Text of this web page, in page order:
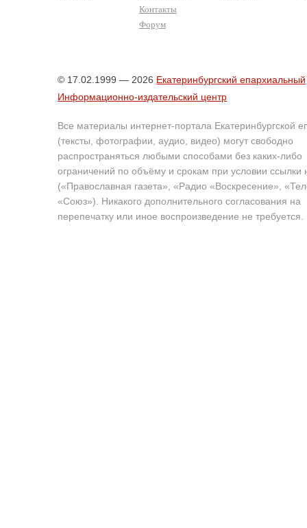
Контакты
Форум
© 17.02.1999 — 2026 Екатеринбургский епархиальный
Информационно-издательский центр
Все материалы интернет-портала Екатеринбургской
(тексты, фотографии, аудио, видео) могут свободно
распространяться любыми способами без каких-либо
ограничений по объёму и срокам при условии ссылки
(«Православная газета», «Радио «Воскресение»,
«Союз»). Никакого дополнительного согласования на
перепечатку или иное воспроизведение не требуется.